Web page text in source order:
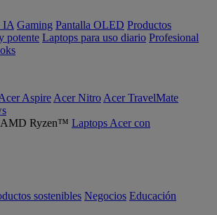
IA Gaming Pantalla OLED Productos
potente Laptops para uso diario Profesional
Aspire Acer Nitro Acer TravelMate
Laptops Acer con
sostenibles Negocios Educación